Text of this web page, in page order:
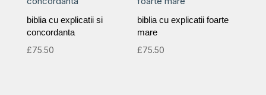
biblia cu explicatii si
concordanta
£75.50
biblia cu explicatii foarte
mare
£75.50